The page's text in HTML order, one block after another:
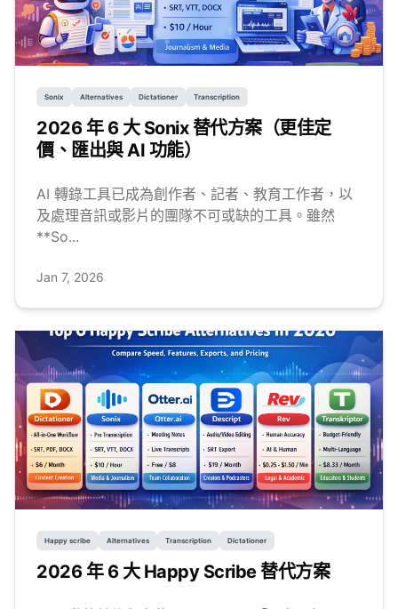
Sonix Alternatives Dictationer Transcription
2026 年 6 大 Sonix 替代方案（更佳定
價、匯出與 AI 功能）
AI 轉錄工具已成為創作者、記者、教育工作者，以
及處理音訊或影片的團隊不可或缺的工具。雖然
**So...
Jan 7, 2026
Happy scribe Alternatives Transcription Dictationer
2026 年 6 大 Happy Scribe 替代方案